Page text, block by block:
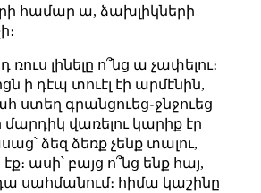
համար ա, ձախլիկների
ռուս լինելը ո՞նց ա չափելու։
ի դէպ տուէլ էի արմէնին,
ստեղ գրանցուեց֊ջնջուեց
մարդիկ վառելու կարիք էր
ձեզ ձեռք չենք տալու,
ասի՝ բայց ո՞նց ենք հայ,
սահմանում։ հիմա կաշինը